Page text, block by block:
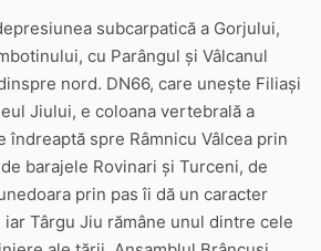
subcarpatică a Gorjului,
cu Parângul și Vâlcanul
nord. DN66, care unește Filiași
Jiului, e coloana vertebrală a
îndreaptă spre Râmnicu Vâlcea prin
barajele Rovinari și Turceni, de
prin pas îi dă un caracter
Târgu Jiu rămâne unul dintre cele